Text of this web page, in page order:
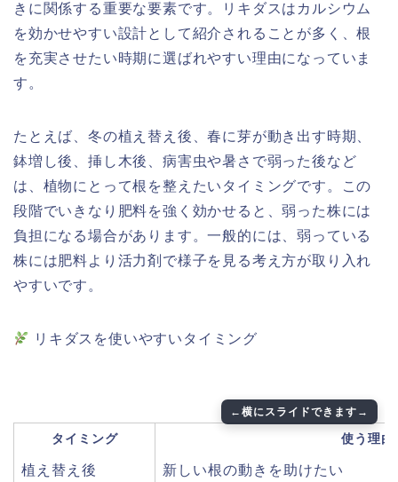
きに関係する重要な要素です。リキダスはカルシウム
を効かせやすい設計として紹介されることが多く、根
を充実させたい時期に選ばれやすい理由になっていま
す。
たとえば、冬の植え替え後、春に芽が動き出す時期、
鉢増し後、挿し木後、病害虫や暑さで弱った後など
は、植物にとって根を整えたいタイミングです。この
段階でいきなり肥料を強く効かせると、弱った株には
負担になる場合があります。一般的には、弱っている
株には肥料より活力剤で様子を見る考え方が取り入れ
やすいです。
リキダスを使いやすいタイミング
タイミング 使う理由
植え替え後 新しい根の動きを助けたい